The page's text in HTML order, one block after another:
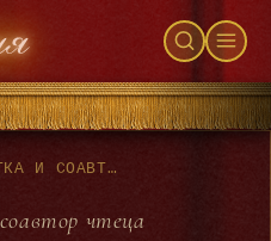
ПИАНИСТКА И СОАВТОР ЧТЕЦА - ЕЛИЗАВЕТА ЛОЙТЕР ВСПОМИНАЕТ О ВЛАДИМИРЕ ЯХОНТОВЕ (1967Г)
чтеца